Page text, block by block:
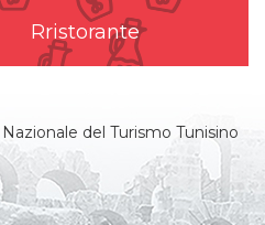
Rristorante
del Turismo Tunisino